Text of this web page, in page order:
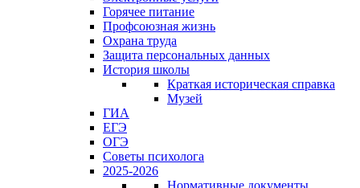
Горячее питание
Профсоюзная жизнь
Охрана труда
Защита персональных данных
История школы
Краткая историческая справка
Музей
ГИА
ЕГЭ
ОГЭ
Советы психолога
2025-2026
Нормативные документы